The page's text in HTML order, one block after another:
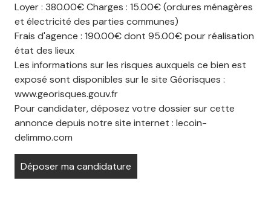
Loyer : 380.00€ Charges : 15.00€ (ordures ménagères
et électricité des parties communes)
Frais d'agence : 190.00€ dont 95.00€ pour réalisation
état des lieux
Les informations sur les risques auxquels ce bien est
exposé sont disponibles sur le site Géorisques :
www.georisques.gouv.fr
Pour candidater, déposez votre dossier sur cette
annonce depuis notre site internet : lecoin-
delimmo.com
Déposer ma candidature